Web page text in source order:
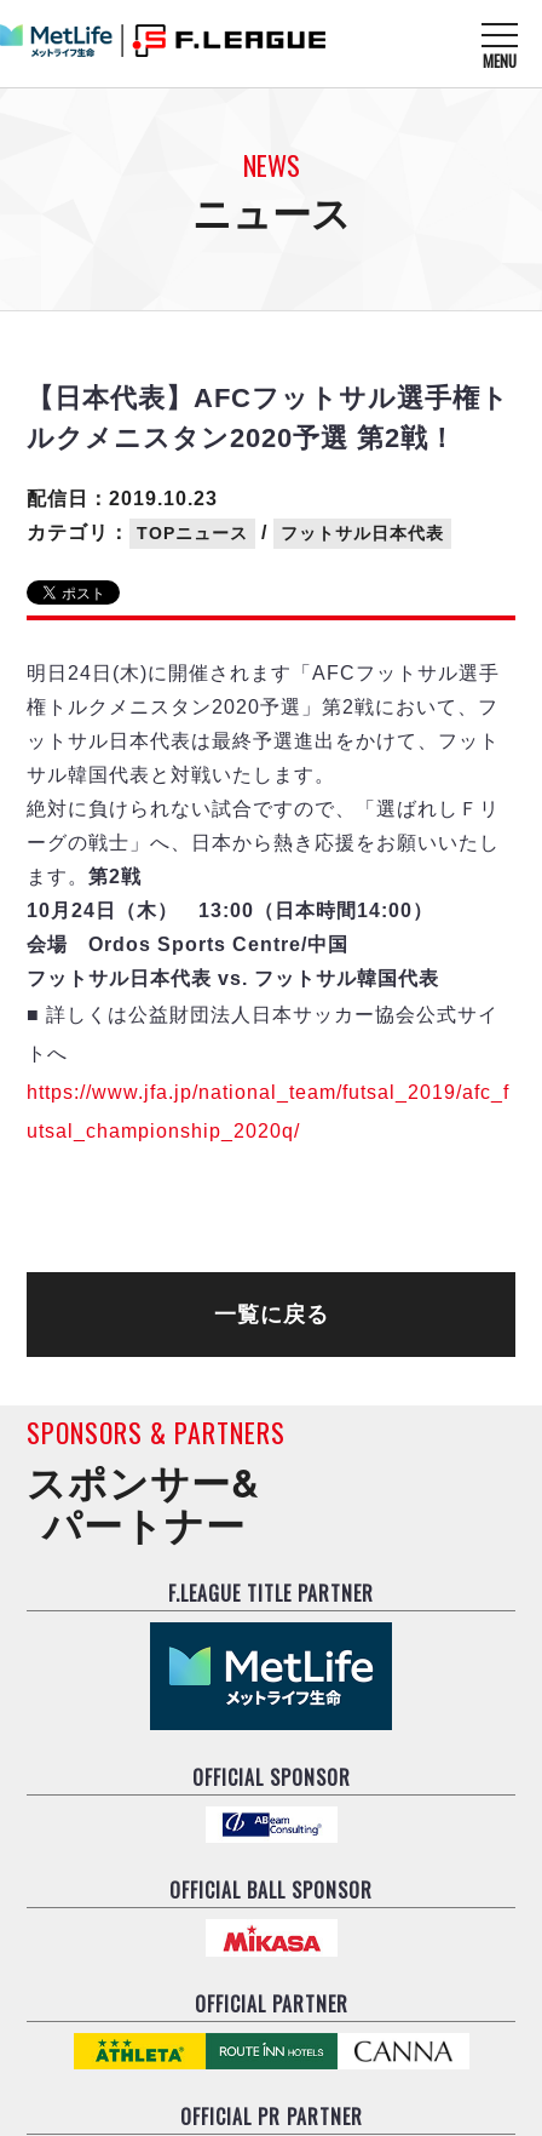
MENU
U-23選抜
メディア情報
フットサル日本代表
戦績表
警告・退場・出場停止選手
個人ランキング｜ゴール
個人ランキング｜シュート
個人ランキング｜シュート成功率
メットライフ生命Ｆ２リーグ
試合日程
順位表
戦績表
警告・退場・出場停止選手
個人ランキング｜ゴール
個人ランキング｜シュート
個人ランキング｜シュート成功率
個人ランキング｜第2PK
メットライフ生命Ｆリーグカップ 2026
大会概要
アリーナ情報
チケット情報
エスポラーダ北海道
バルドラール浦安
しながわシティ
立川アスレティックFC
ペスカドーラ町田
湘南ベルマーレ
名古屋オーシャンズ
シュライカー大阪
ボルクバレット北九州
バサジィ大分
メットライフ生命Ｆ２リーグ
ヴォスクオーレ仙台
マルバ水戸FC
リガーレヴィア葛飾
Y．S．C．C．横浜
ヴィンセドール白山
アグレミーナ浜松
デウソン神戸
ポルセイド浜田
アリーナ情報 ARENA
リーグ概要 ABOUT US
リーグ概要
日本フットサルリーグについて
大会概要
リーグ要項
クラブライセンス関連
アリーナ観戦マナー&ルール
過去の記録 ARCHIVE
過去の試合記録
ディビジョン1 試合記録
ディビジョン2 試合記録
Ｆリーグカップ 試合記録
リーグ統計データ
記念ゴール
ハットトリック
担当審判員
選手の通算記録（Ｆ１）
エスポラーダ北海道
立川アスレティックFC
ペスカドーラ町田
シュライカー大阪
ボルクバレット北九州
バサジィ大分
リガーレヴィア葛飾
Y．S．C．C．横浜
ヴィンセドール白山
アグレミーナ浜松
ミラクルスマイル新居浜
プロジェクト PROJECT
ABeam AWARD
DIVISION01
DIVISION 02
NEWS
ニュース
【日本代表】AFCフットサル選手権ト
ルクメニスタン2020予選 第2戦！
カテゴリ： TOPニュース / フットサル日本代表
配信日：2019.10.23
明日24日(木)に開催されます「AFCフットサル選手
権トルクメニスタン2020予選」第2戦において、フ
ットサル日本代表は最終予選進出をかけて、フット
サル韓国代表と対戦いたします。
絶対に負けられない試合ですので、「選ばれしＦリ
ーグの戦士」へ、日本から熱き応援をお願いいたし
ます。第2戦
10月24日（木） 13:00（日本時間14:00）
会場 Ordos Sports Centre/中国
フットサル日本代表 vs. フットサル韓国代表
■ 詳しくは公益財団法人日本サッカー協会公式サイ
トへ
https://www.jfa.jp/national_team/futsal_2019/afc_f
utsal_championship_2020q/
一覧に戻る
SPONSORS & PARTNERS
スポンサー&
パートナー
F.LEAGUE TITLE PARTNER
OFFICIAL SPONSOR
OFFICIAL BALL SPONSOR
OFFICIAL PARTNER
OFFICIALPR PARTNER